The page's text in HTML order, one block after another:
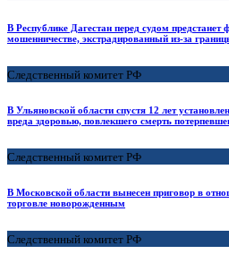
В Республике Дагестан перед судом предстанет
мошенничестве, экстрадированный из-за
Следственный комитет РФ
В Ульяновской области спустя 12 лет
вреда здоровью, повлекшего смерть
Следственный комитет РФ
В Московской области вынесен приговор в
торговле новорожденным
Следственный комитет РФ